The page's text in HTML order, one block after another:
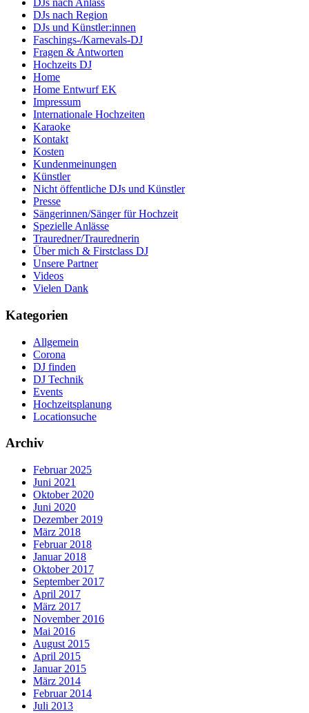
DJs nach Anlass
DJs nach Region
DJs und Künstler:innen
Faschings-/Karnevals-DJ
Fragen & Antworten
Hochzeits DJ
Home
Home Entwurf EK
Impressum
Internationale Hochzeiten
Karaoke
Kontakt
Kosten
Kundenmeinungen
Künstler
Nicht öffentliche DJs und Künstler
Presse
Sängerinnen/Sänger für Hochzeit
Spezielle Anlässe
Trauredner/Traurednerin
Über mich & Firstclass DJ
Unsere Partner
Videos
Vielen Dank
Kategorien
Allgemein
Corona
DJ finden
DJ Technik
Events
Hochzeitsplanung
Locationsuche
Archiv
Februar 2025
Juni 2021
Oktober 2020
Juni 2020
Dezember 2019
März 2018
Februar 2018
Januar 2018
Oktober 2017
September 2017
April 2017
März 2017
November 2016
Mai 2016
August 2015
April 2015
Januar 2015
März 2014
Februar 2014
Juli 2013